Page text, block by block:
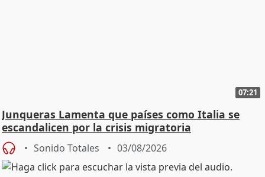
07:21
Junqueras Lamenta que países como Italia se
escandalicen por la crisis migratoria
Sonido Totales 03/08/2026